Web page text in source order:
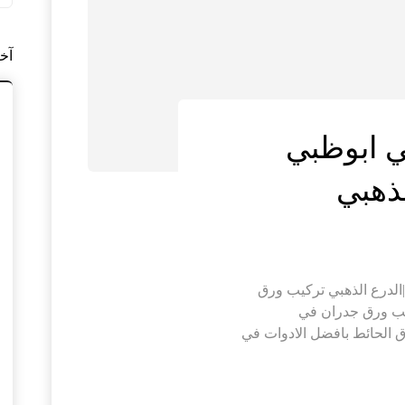
ابوظبي
تركيب ورق جدران في ابوظبي |0564421019|الدرع الذهبي تركيب ورق
ورق جدران في
الحائط بافضل الادوات في